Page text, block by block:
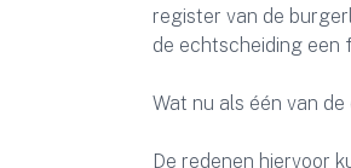
register van de
de echtscheiding een
Wat nu als één van
De redenen hiervoor